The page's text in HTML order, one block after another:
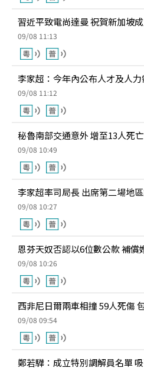
習近平致電尚達曼 祝賀新加坡
09/08 11:13
李家超：今年內公布人才及人
09/08 11:12
秘魯南部交通意外 增至13人死亡
09/08 10:49
李家超率司局長 出席第二場地
09/08 10:27
恩芬天奴否認以6位數公款 補償
09/08 10:26
西非尼日爾兩車相撞 59人死傷
09/08 09:54
鄭若驊：成立特別調解員名單